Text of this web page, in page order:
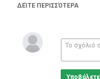
ελληνικού τραγουδιού
συμπράξεις σπουδαίων
στιχουργών που άφησαν
Στο κανάλι Ελληνικό
ΔΕΊΤΕ ΠΕΡΙΣΣΌΤΕΡΑ